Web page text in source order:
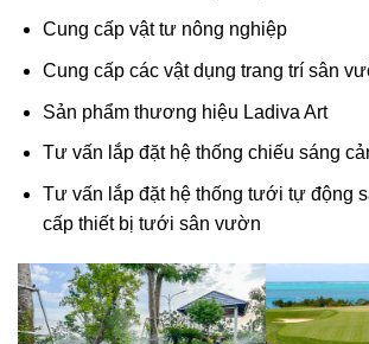
Cung cấp vật tư nông nghiệp
Cung cấp các vật dụng trang trí sân
Sản phẩm thương hiệu Ladiva Art
Tư vấn lắp đặt hệ thống chiếu sáng
Tư vấn lắp đặt hệ thống tưới tự động
cấp thiết bị tưới sân vườn